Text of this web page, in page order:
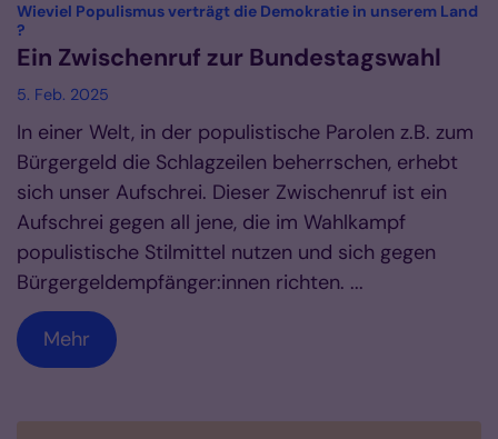
Wieviel Populismus verträgt die Demokratie in unserem Land
?
Ein Zwischenruf zur Bundestagswahl
5. Feb. 2025
In einer Welt, in der populistische Parolen z.B. zum
Bürgergeld die Schlagzeilen beherrschen, erhebt
sich unser Aufschrei. Dieser Zwischenruf ist ein
Aufschrei gegen all jene, die im Wahlkampf
populistische Stilmittel nutzen und sich gegen
Bürgergeldempfänger:innen richten. ...
Mehr